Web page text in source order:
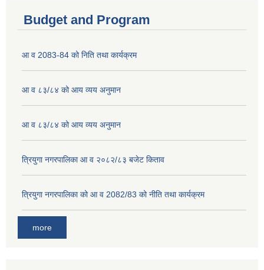
Budget and Program
आ व 2083-84 को निति तथा कार्यक्रम
आ व ८३/८४ को आय व्यय अनुमान
आ व ८३/८४ को आय व्यय अनुमान
त्रियुगा नगरपालिका आ व २०८२/८३ बजेट किताव
त्रियुगा नगरपालिका को आ व 2082/83 को नीति तथा कार्यक्रम
more